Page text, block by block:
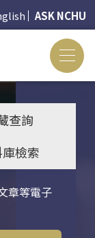
ASK NCHU
查詢
檢索
章等電子